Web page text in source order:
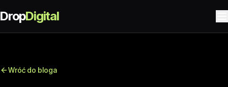
DropDigital
Wróć do bloga